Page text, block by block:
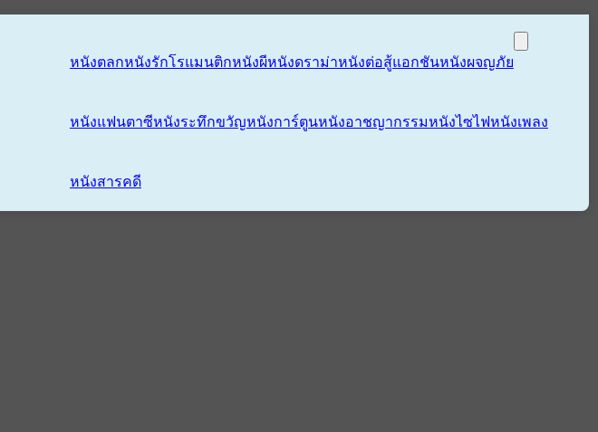
หนังตลกหนังรักโรแมนติกหนังผีหนังดราม่าหนังต่อสู้แอกชันหนังผจญภัย
หนังแฟนตาซีหนังระทึกขวัญหนังการ์ตูนหนังอาชญากรรมหนังไซไฟหนังเพลง
หนังสารคดี